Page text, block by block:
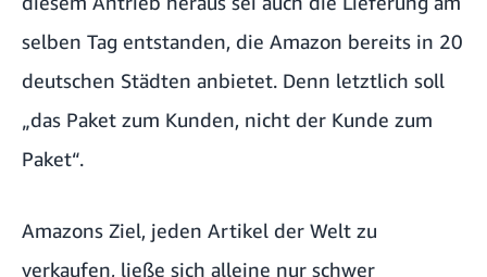
selben Tag entstanden, die Amazon bereits in 20
deutschen Städten anbietet. Denn letztlich soll
„das Paket zum Kunden, nicht der Kunde zum
Paket“.
Amazons Ziel, jeden Artikel der Welt zu
verkaufen, ließe sich alleine nur schwer